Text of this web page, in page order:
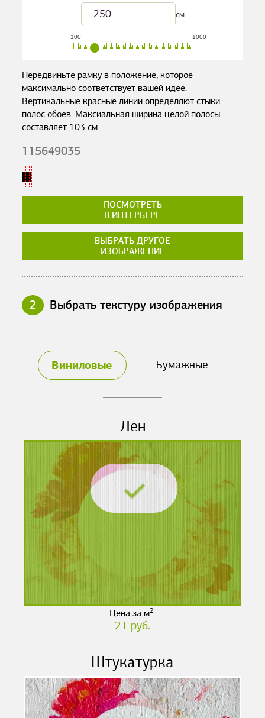
см
100 1000
Передвиньте рамку в положение, которое
максимально соответствует вашей идее.
Вертикальные красные линии определяют стыки
полос обоев. Максиальная ширина целой полосы
составляет 103 см.
115649035
ПОСМОТРЕТЬ
В ИНТЕРЬЕРЕ
ВЫБРАТЬ ДРУГОЕ
ИЗОБРАЖЕНИЕ
2 Выбрать текстуру изображения
Виниловые Бумажные
Лен
Цена за м2:
21 руб.
Штукатурка